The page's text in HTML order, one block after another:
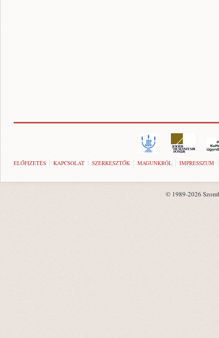
ELŐFIZETÉS KAPCSOLAT SZERKESZTŐK MAGUNKRÓL IMPRESSZUM
© 1989-2026